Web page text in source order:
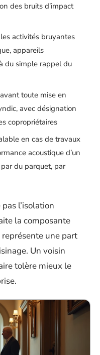
des bruits d’impact
activités bruyantes
appareils
du simple rappel du
toute mise en
avec désignation
copropriétaires
en cas de travaux
acoustique d’un
du parquet, par
l’isolation
la composante
une part
Un voisin
tolère mieux le